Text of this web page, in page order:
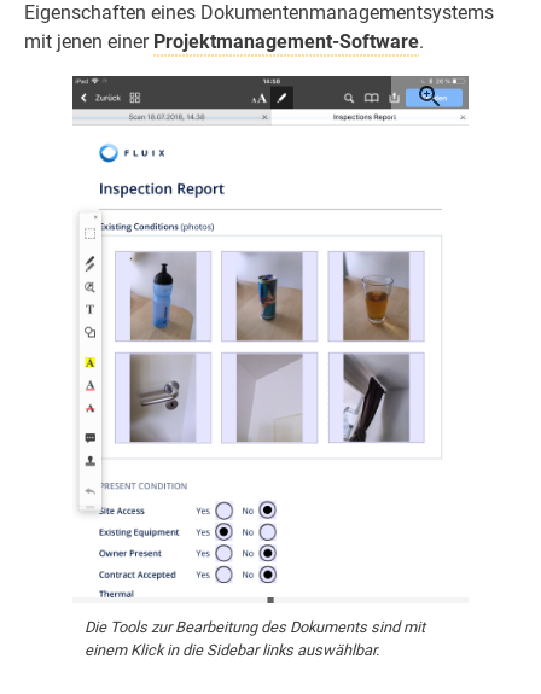
Eigenschaften eines Dokumentenmanagementsystems
mit jenen einer Projektmanagement-Software.
Die Tools zur Bearbeitung des Dokuments sind mit
einem Klick in die Sidebar links auswählbar.